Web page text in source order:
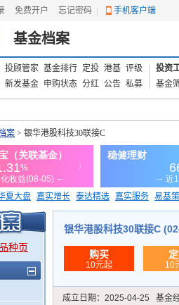
免费开户 忘记密码 手机客户端
基金档案
投顾管家 基金排行 定投 港基 评级
新发基金 申购状态 分红 公告 私募
投资
基金
案 > 银华港股科技30联接C
夏大盘 嘉实增长 泰达精选 嘉实服务 易基
上证180价值ETF
种页
银华港股科技30联接C
购买
10元起 10
成立日期： 2025-04-25 基金